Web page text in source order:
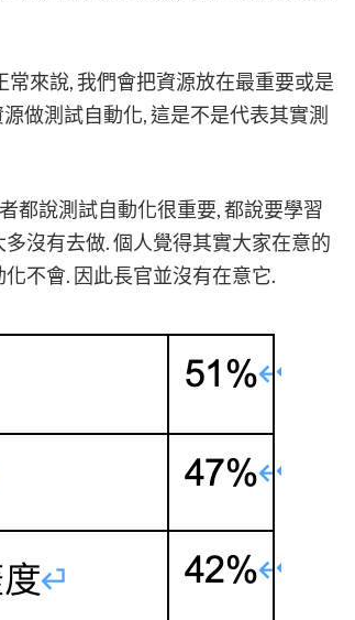
來說, 我們會把資源放在最重要或是
做測試自動化, 這是不是代表其實測
都說測試自動化很重要, 都說要學習
沒有去做. 個人覺得其實大家在意的
不會. 因此長官並沒有在意它.